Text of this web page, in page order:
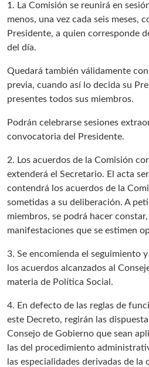
1. La Comisión se reunirá en
menos, una vez cada seis meses,
Presidente, a quien corresponde
del día.
Quedará también válidamente
previa, cuando así lo decida su
presentes todos sus miembros.
Podrán celebrarse sesiones
convocatoria del Presidente.
2. Los acuerdos de la Comisión
extenderá el Secretario. El acta
contendrá los acuerdos de la
sometidas a su deliberación. A
miembros, se podrá hacer constar,
manifestaciones que se estimen
3. Se encomienda el seguimiento
los acuerdos alcanzados al
materia de Política Social.
4. En defecto de las reglas de
este Decreto, regirán las
Consejo de Gobierno que sean
las del procedimiento
las especialidades derivadas de